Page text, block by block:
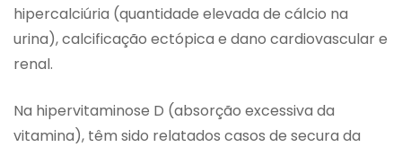
hipercalciúria (quantidade elevada de cálcio na
urina), calcificação ectópica e dano cardiovascular e
renal.
Na hipervitaminose D (absorção excessiva da
vitamina), têm sido relatados casos de secura da